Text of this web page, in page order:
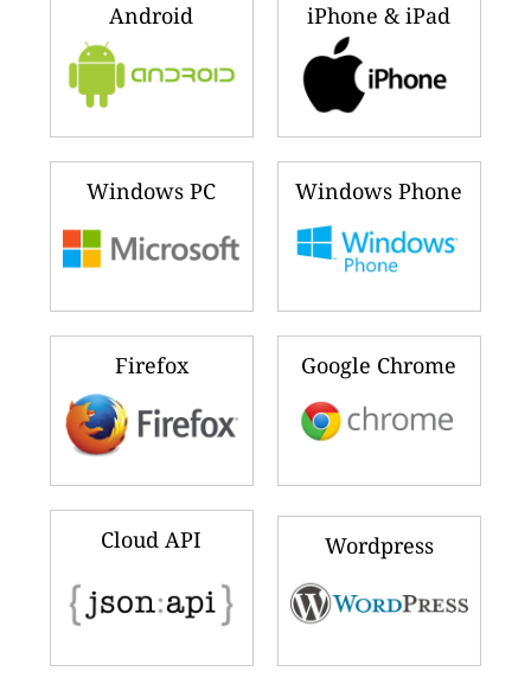
iPhone & iPad
Android
Windows Phone
Windows PC
Google Chrome
Firefox
Wordpress
Cloud API